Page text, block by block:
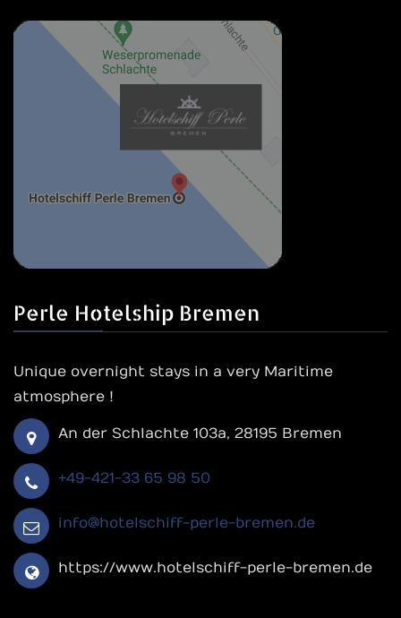
Perle Hotelship Bremen
Unique overnight stays in a very Maritime
atmosphere !
An der Schlachte 103a, 28195 Bremen
+49-421-33 65 98 50
info@hotelschiff-perle-bremen.de
https://www.hotelschiff-perle-bremen.de